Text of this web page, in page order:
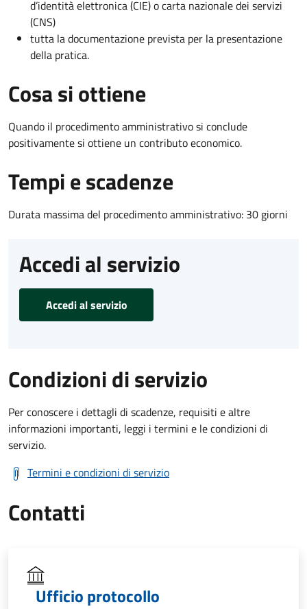
d’identità elettronica (CIE) o carta nazionale dei servizi
(CNS)
tutta la documentazione prevista per la presentazione
della pratica.
Cosa si ottiene
Quando il procedimento amministrativo si conclude
positivamente si ottiene un contributo economico.
Tempi e scadenze
Durata massima del procedimento amministrativo: 30 giorni
Accedi al servizio
Accedi al servizio
Condizioni di servizio
Per conoscere i dettagli di scadenze, requisiti e altre
informazioni importanti, leggi i termini e le condizioni di
servizio.
Termini e condizioni di servizio
Contatti
Ufficio protocollo